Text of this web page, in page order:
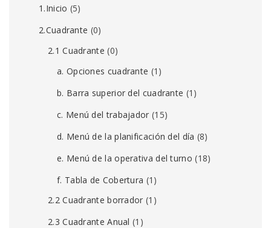
1.Inicio (5)
2.Cuadrante (0)
2.1 Cuadrante (0)
a. Opciones cuadrante (1)
b. Barra superior del cuadrante (1)
c. Menú del trabajador (15)
d. Menú de la planificación del día (8)
e. Menú de la operativa del turno (18)
f. Tabla de Cobertura (1)
2.2 Cuadrante borrador (1)
2.3 Cuadrante Anual (1)